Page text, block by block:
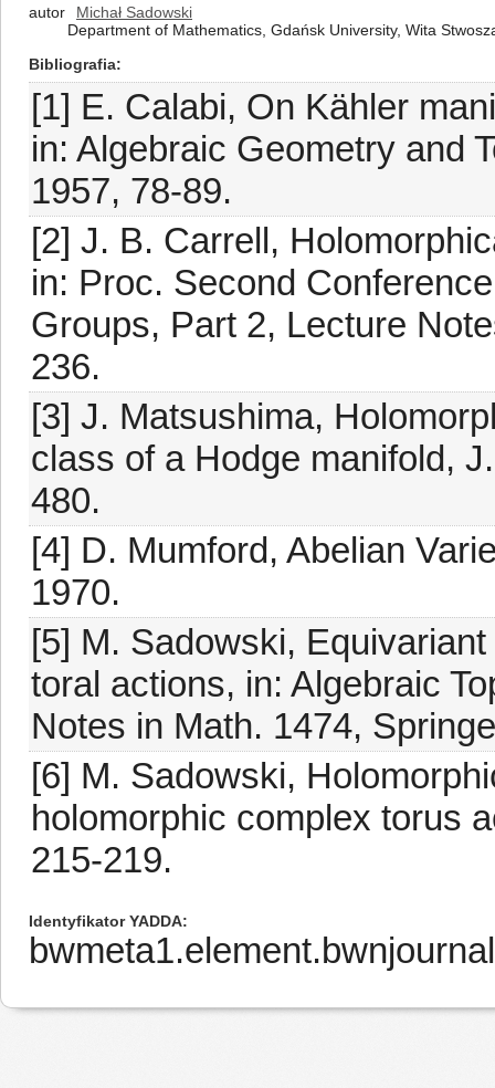
autor
Michał Sadowski
Department of Mathematics, Gdańsk University, Wita
Bibliografia
[1] E. Calabi, On Kähler
in: Algebraic Geometry and
1957, 78-89.
[2] J. B. Carrell,
in: Proc. Second
Groups, Part 2, Lecture
236.
[3] J. Matsushima,
class of a Hodge manifold,
480.
[4] D. Mumford, Abelian
1970.
[5] M. Sadowski,
toral actions, in: Algebraic
Notes in Math. 1474,
[6] M. Sadowski,
holomorphic complex torus
215-219.
Identyfikator YADDA